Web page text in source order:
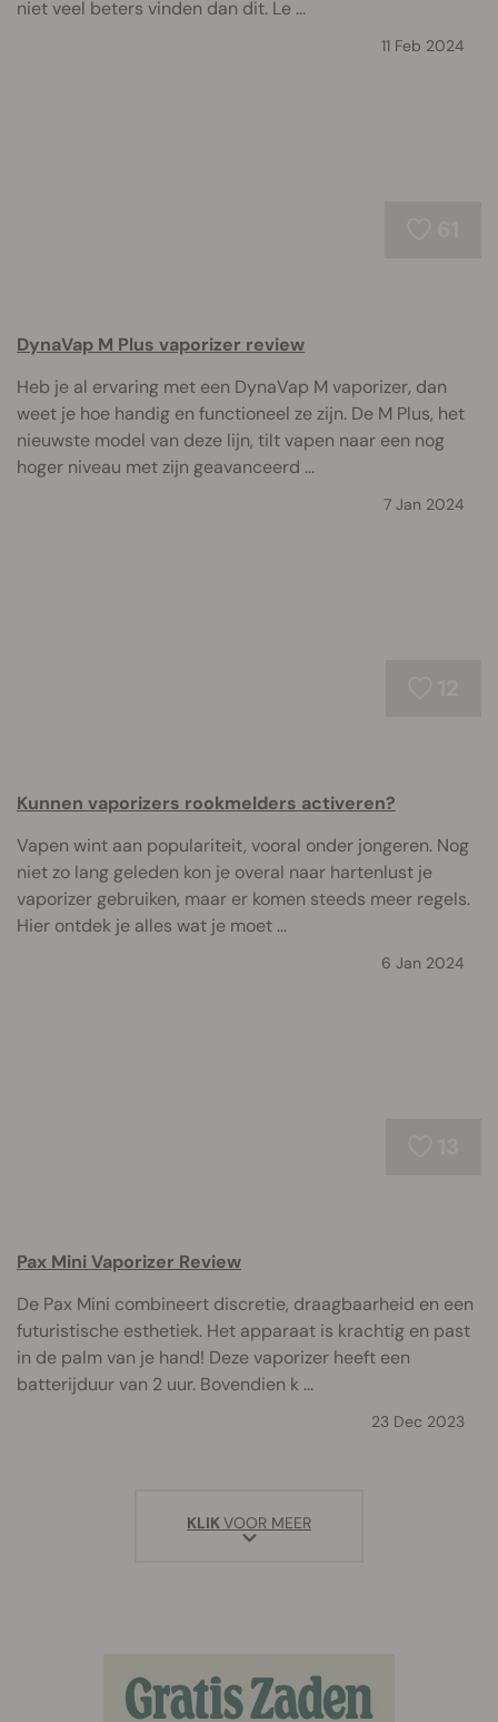
niet veel beters vinden dan dit. Le ...
11 Feb 2024
DynaVap M Plus vaporizer review
Heb je al ervaring met een DynaVap M vaporizer, dan
weet je hoe handig en functioneel ze zijn. De M Plus, het
nieuwste model van deze lijn, tilt vapen naar een nog
hoger niveau met zijn geavanceerd ...
7 Jan 2024
Kunnen vaporizers rookmelders activeren?
Vapen wint aan populariteit, vooral onder jongeren. Nog
niet zo lang geleden kon je overal naar hartenlust je
vaporizer gebruiken, maar er komen steeds meer regels.
Hier ontdek je alles wat je moet ...
6 Jan 2024
Pax Mini Vaporizer Review
De Pax Mini combineert discretie, draagbaarheid en een
futuristische esthetiek. Het apparaat is krachtig en past
in de palm van je hand! Deze vaporizer heeft een
batterijduur van 2 uur. Bovendien k ...
23 Dec 2023
KLIKVOOR MEER